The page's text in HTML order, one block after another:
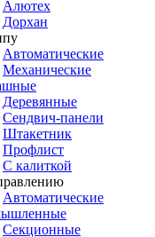
Алютех
Дорхан
Автоматические
Механические
Деревянные
Сендвич-панели
Штакетник
Профлист
С калиткой
Автоматические
Секционные